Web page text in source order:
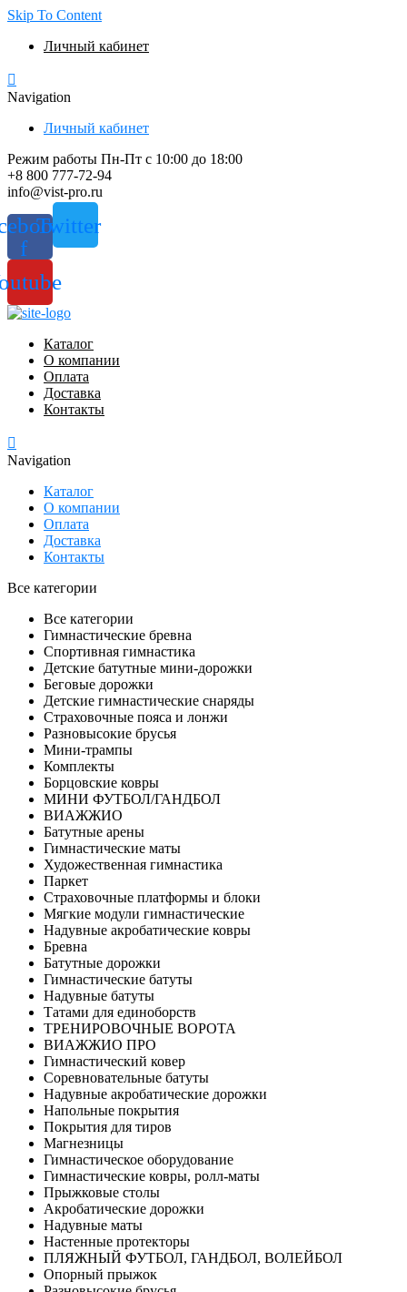
Skip To Content
Личный кабинет
Navigation
Личный кабинет
Режим работы Пн-Пт с 10:00 до 18:00
+8 800 777-72-94
info@vist-pro.ru
f
Twitter
Каталог
О компании
Оплата
Доставка
Контакты
Navigation
Каталог
О компании
Оплата
Доставка
Контакты
Все категории
Все категории
Гимнастические бревна
Спортивная гимнастика
Детские батутные мини-дорожки
Беговые дорожки
Детские гимнастические снаряды
Страховочные пояса и лонжи
Разновысокие брусья
Мини-трампы
Комплекты
Борцовские ковры
МИНИ ФУТБОЛ/ГАНДБОЛ
ВИАЖЖИО
Батутные арены
Гимнастические маты
Художественная гимнастика
Паркет
Страховочные платформы и блоки
Мягкие модули гимнастические
Надувные акробатические ковры
Бревна
Батутные дорожки
Гимнастические батуты
Надувные батуты
Татами для единоборств
ТРЕНИРОВОЧНЫЕ ВОРОТА
ВИАЖЖИО ПРО
Гимнастический ковер
Соревновательные батуты
Надувные акробатические дорожки
Напольные покрытия
Покрытия для тиров
Магнезницы
Гимнастическое оборудование
Гимнастические ковры, ролл-маты
Прыжковые столы
Акробатические дорожки
Надувные маты
Настенные протекторы
ПЛЯЖНЫЙ ФУТБОЛ, ГАНДБОЛ, ВОЛЕЙБОЛ
Опорный прыжок